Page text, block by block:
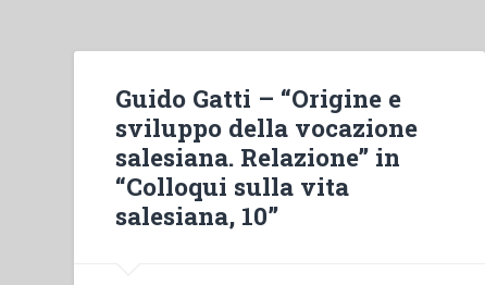
Guido Gatti – “Origine e
sviluppo della vocazione
salesiana. Relazione” in
“Colloqui sulla vita
salesiana, 10”